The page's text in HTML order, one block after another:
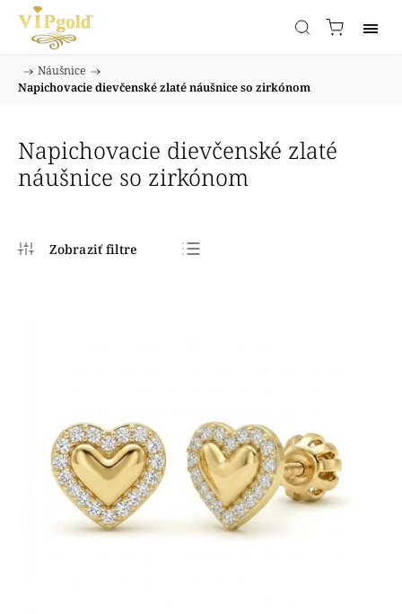
Domov
/ Náušnice /
Napichovacie dievčenské zlaté náušnice so zirkónom
Napichovacie dievčenské zlaté
náušnice so zirkónom